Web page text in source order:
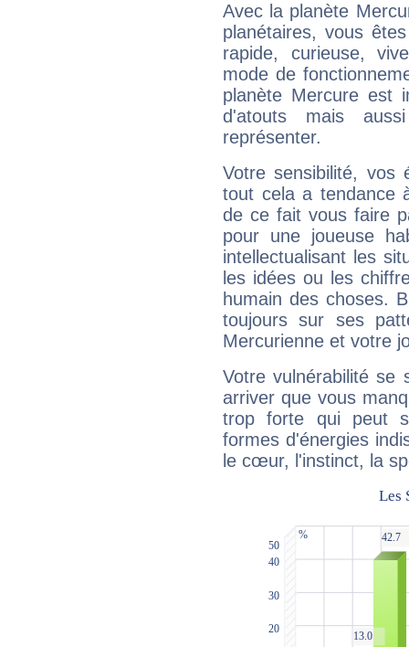
Avec la planète
planétaires, vous
rapide, curieuse,
mode de
planète Mercure est
d'atouts mais
représenter.
Votre sensibilité,
tout cela a tendance
de ce fait vous faire
pour une joueuse
intellectualisant les
les idées ou les
humain des choses.
toujours sur ses
Mercurienne et votre
Votre vulnérabilité se
arriver que vous
trop forte qui peut
formes d'énergies
le cœur, l'instinct, la